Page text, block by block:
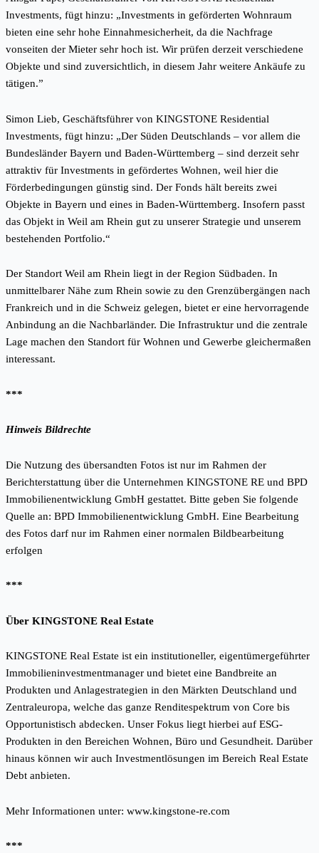
Investments, fügt hinzu: „Investments in geförderten Wohnraum
bieten eine sehr hohe Einnahmesicherheit, da die Nachfrage
vonseiten der Mieter sehr hoch ist. Wir prüfen derzeit verschiedene
Objekte und sind zuversichtlich, in diesem Jahr weitere Ankäufe zu
tätigen.”
Simon Lieb, Geschäftsführer von KINGSTONE Residential
Investments, fügt hinzu: „Der Süden Deutschlands – vor allem die
Bundesländer Bayern und Baden-Württemberg – sind derzeit sehr
attraktiv für Investments in gefördertes Wohnen, weil hier die
Förderbedingungen günstig sind. Der Fonds hält bereits zwei
Objekte in Bayern und eines in Baden-Württemberg. Insofern passt
das Objekt in Weil am Rhein gut zu unserer Strategie und unserem
bestehenden Portfolio.“
Der Standort Weil am Rhein liegt in der Region Südbaden. In
unmittelbarer Nähe zum Rhein sowie zu den Grenzübergängen nach
Frankreich und in die Schweiz gelegen, bietet er eine hervorragende
Anbindung an die Nachbarländer. Die Infrastruktur und die zentrale
Lage machen den Standort für Wohnen und Gewerbe gleichermaßen
interessant.
***
Hinweis Bildrechte
Die Nutzung des übersandten Fotos ist nur im Rahmen der
Berichterstattung über die Unternehmen KINGSTONE RE und BPD
Immobilienentwicklung GmbH gestattet. Bitte geben Sie folgende
Quelle an: BPD Immobilienentwicklung GmbH. Eine Bearbeitung
des Fotos darf nur im Rahmen einer normalen Bildbearbeitung
erfolgen
***
Über KINGSTONE Real Estate
KINGSTONE Real Estate ist ein institutioneller, eigentümergeführter
Immobilieninvestmentmanager und bietet eine Bandbreite an
Produkten und Anlagestrategien in den Märkten Deutschland und
Zentraleuropa, welche das ganze Renditespektrum von Core bis
Opportunistisch abdecken. Unser Fokus liegt hierbei auf ESG-
Produkten in den Bereichen Wohnen, Büro und Gesundheit. Darüber
hinaus können wir auch Investmentlösungen im Bereich Real Estate
Debt anbieten.
Mehr Informationen unter: www.kingstone-re.com
***